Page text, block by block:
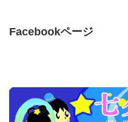
Facebookページ